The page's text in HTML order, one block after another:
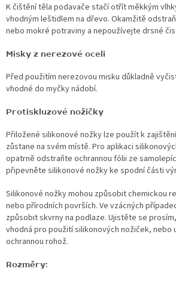
K čištění těla podavače stačí otřít měkkým
vhodným leštidlem na dřevo. Okamžitě
nebo mokré potraviny a nepoužívejte drsné
Misky z nerezové oceli
Před použitím nerezovou misku důkladně
vhodné do myčky nádobí.
Protiskluzové nožičky
Přiložené silikonové nožky lze použít k
zůstane na svém místě. Pro aplikaci
opatrně odstraňte ochrannou fólii ze
připevněte silikonové nožky ke spodní části
Silikonové nožky mohou způsobit chemickou
nebo přírodních površích. Ve vzácných
způsobit skvrny na podlaze. Ujistěte se
vhodná pro použití silikonových nožiček, nebo
ochrannou rohož.
Rozměry: